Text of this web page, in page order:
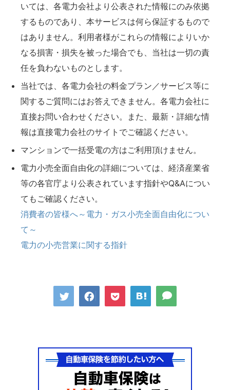
いては、各電力会社より公表された情報にのみ依拠
するものであり、本サービスは何ら保証するもので
はありません。利用者様がこれらの情報によりいか
なる損害・損失を被った場合でも、当社は一切の責
任を負わないものとします。
当社では、各電力会社の料金プラン／サービス等に
関するご質問にはお答えできません。各電力会社に
直接お問い合わせください。また、最新・詳細な情
報は直接電力会社のサイトでご確認ください。
マンションで一括受電の方はご利用頂けません。
電力小売全面自由化の詳細については、経済産業省
等の各官庁より公表されています指針やQ&Aについ
てもご確認ください。
消費者の皆様へ～電力・ガス小売全面自由化につい
て～
電力の小売営業に関する指針